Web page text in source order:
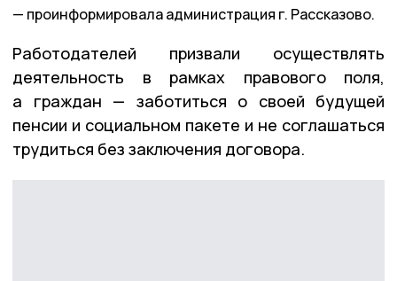
проинформировала администрация г. Рассказово.
Работодателей призвали осуществлять
деятельность в рамках правового поля,
а граждан — заботиться о своей будущей
пенсии и социальном пакете и не соглашаться
трудиться без заключения договора.